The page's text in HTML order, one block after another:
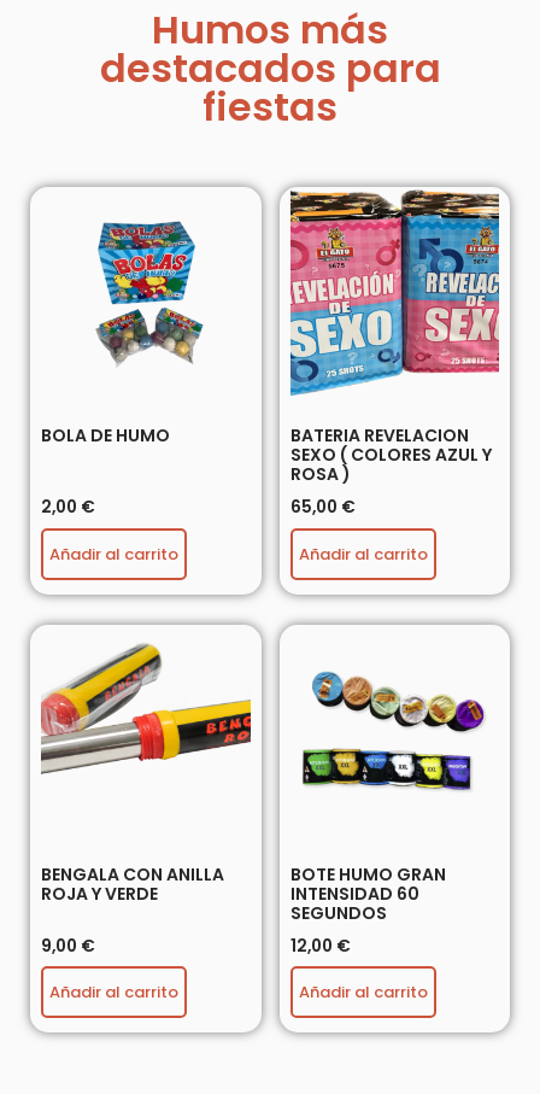
Humos más
destacados para
fiestas
BOLA DE HUMO
2,00 €
Añadir al carrito
BATERIA REVELACION
SEXO ( COLORES AZUL Y
ROSA )
65,00 €
Añadir al carrito
BENGALA CON ANILLA
ROJA Y VERDE
9,00 €
Añadir al carrito
BOTE HUMO GRAN
INTENSIDAD 60
SEGUNDOS
12,00 €
Añadir al carrito